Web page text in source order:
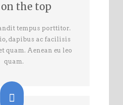
the top
tempus porttitor.
dapibus ac facilisis
quam. Aenean eu leo
quam.